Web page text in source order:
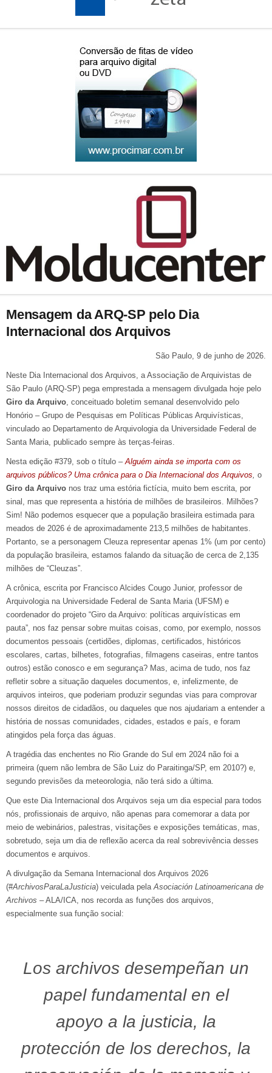
Mensagem da ARQ-SP pelo Dia
Internacional dos Arquivos
São Paulo, 9 de junho de 2026.
Neste Dia Internacional dos Arquivos, a Associação de Arquivistas de
São Paulo (ARQ-SP) pega emprestada a mensagem divulgada hoje pelo
Giro da Arquivo , conceituado boletim semanal desenvolvido pelo
Honório – Grupo de Pesquisas em Políticas Públicas Arquivísticas,
vinculado ao Departamento de Arquivologia da Universidade Federal de
Santa Maria, publicado sempre às terças-feiras.
Nesta edição #379, sob o título – Alguém ainda se importa com os
arquivos públicos? Uma crônica para o Dia Internacional dos Arquivos o
Giro da Arquivo nos traz uma estória fictícia, muito bem escrita, por
sinal, mas que representa a história de milhões de brasileiros. Milhões?
Sim! Não podemos esquecer que a população brasileira estimada para
meados de 2026 é de aproximadamente 213,5 milhões de habitantes.
Portanto, se a personagem Cleuza representar apenas 1% (um por cento)
da população brasileira, estamos falando da situação de cerca de 2,135
milhões de “Cleuzas”.
A crônica, escrita por Francisco Alcides Cougo Junior, professor de
Arquivologia na Universidade Federal de Santa Maria (UFSM) e
coordenador do projeto “Giro da Arquivo: políticas arquivísticas em
pauta”, nos faz pensar sobre muitas coisas, como, por exemplo, nossos
documentos pessoais (certidões, diplomas, certificados, históricos
escolares, cartas, bilhetes, fotografias, filmagens caseiras, entre tantos
outros) estão conosco e em segurança? Mas, acima de tudo, nos faz
refletir sobre a situação daqueles documentos, e, infelizmente, de
arquivos inteiros, que poderiam produzir segundas vias para comprovar
nossos direitos de cidadãos, ou daqueles que nos ajudariam a entender a
história de nossas comunidades, cidades, estados e país, e foram
atingidos pela força das águas.
A tragédia das enchentes no Rio Grande do Sul em 2024 não foi a
primeira (quem não lembra de São Luiz do Paraitinga/SP, em 2010?) e,
segundo previsões da meteorologia, não terá sido a última.
Que este Dia Internacional dos Arquivos seja um dia especial para todos
nós, profissionais de arquivo, não apenas para comemorar a data por
meio de webinários, palestras, visitações e exposições temáticas, mas,
sobretudo, seja um dia de reflexão acerca da real sobrevivência desses
documentos e arquivos.
A divulgação da Semana Internacional dos Arquivos 2026
(#ArchivosParaLaJusticia) veiculada pela Asociación Latinoamericana de
Archivos – ALA/ICA, nos recorda as funções dos arquivos,
especialmente sua função social:
Los archivos desempeñan un
papel fundamental en el
apoyo a la justicia, la
protección de los derechos, la